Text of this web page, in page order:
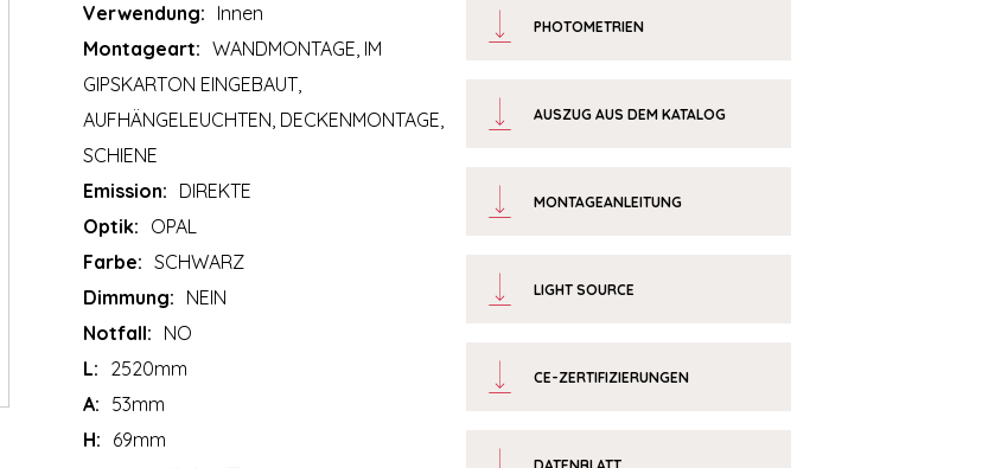
Verwendung: Innen
Montageart: WANDMONTAGE, IM
GIPSKARTON EINGEBAUT,
AUFHÄNGELEUCHTEN, DECKENMONTAGE,
SCHIENE
Emission: DIREKTE
Optik: OPAL
Farbe: SCHWARZ
Dimmung: NEIN
Notfall: NO
L: 2520mm
A: 53mm
H: 69mm
PHOTOMETRIEN
AUSZUG AUS DEM KATALOG
MONTAGEANLEITUNG
LIGHT SOURCE
CE-ZERTIFIZIERUNGEN